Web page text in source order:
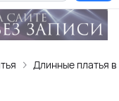
Длинные платья в